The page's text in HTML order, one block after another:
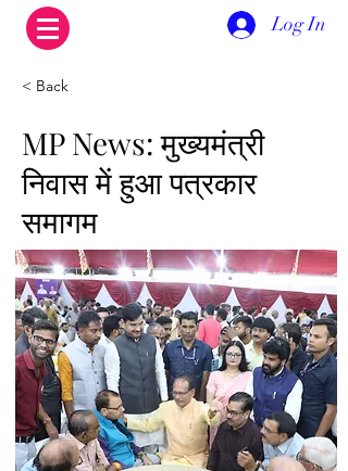
Log In
< Back
MP News: मुख्यमंत्री
निवास में हुआ पत्रकार
समागम